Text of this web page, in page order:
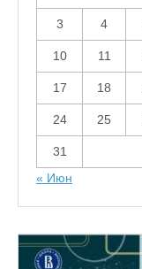
3 4
10 11
17 18
24 25
31
« Июн